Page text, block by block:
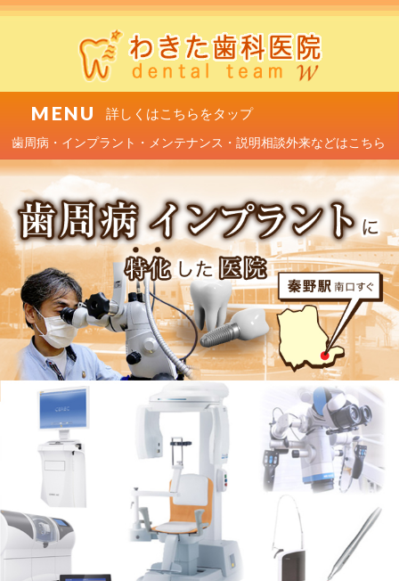
MENU
歯周病・インプラント・メンテナンス・説明相談外来などはこちら